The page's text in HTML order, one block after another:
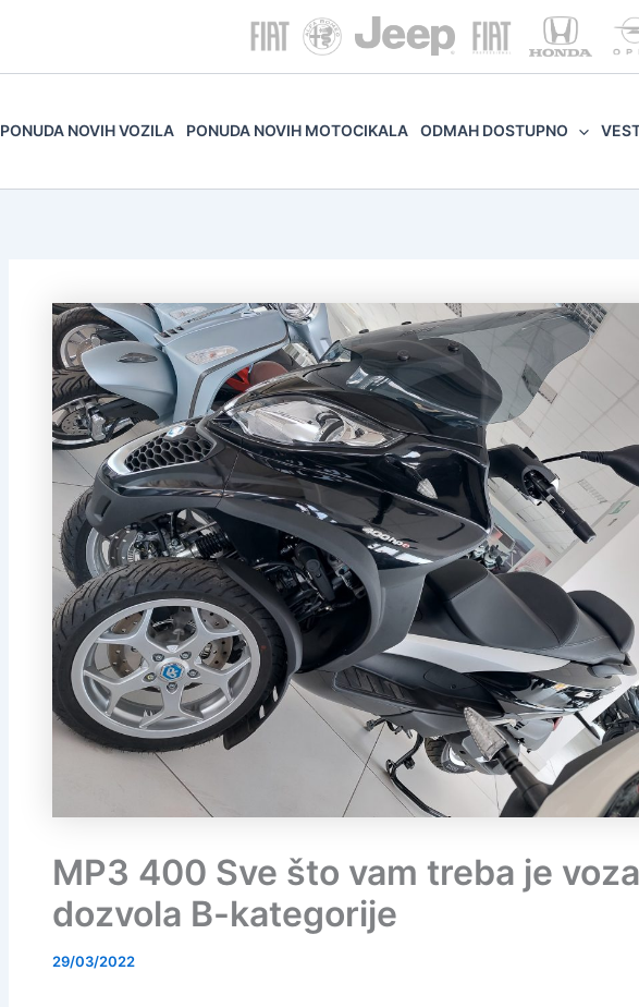
PONUDA NOVIH VOZILA PONUDA NOVIH MOTOCIKALA ODMAH DOSTUPNO
MP3 400 Sve što vam treba je
dozvola B-kategorije
29/03/2022